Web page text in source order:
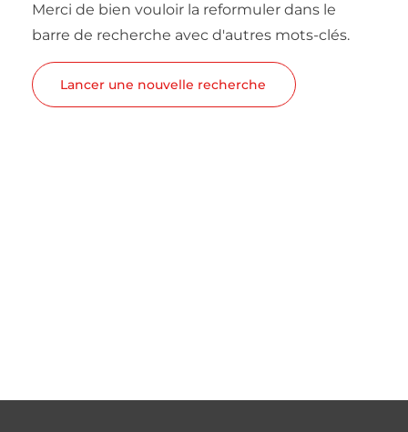
Merci de bien vouloir la reformuler dans le
barre de recherche avec d'autres mots-clés.
Lancer une nouvelle recherche